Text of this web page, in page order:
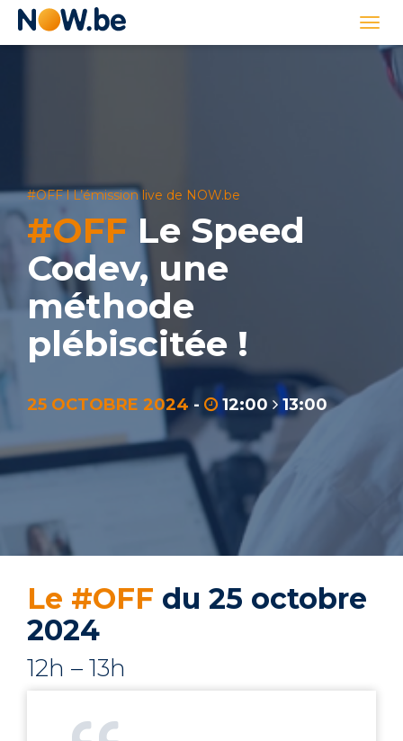
Lien
#OFF l L’émission live de NOW.be
#OFF Le Speed
Codev, une
méthode
plébiscitée !
25 OCTOBRE 2024 - 12:00 13:00
Le #OFF du 25 octobre
2024
12h – 13h